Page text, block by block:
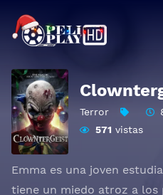
Terror
571 vistas
Emma es una joven
tiene un miedo atroz a los